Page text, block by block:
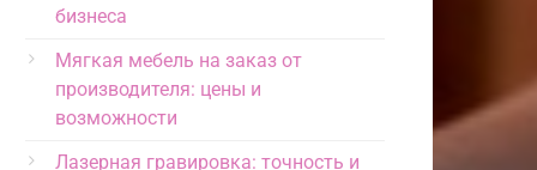
бизнеса
Мягкая мебель на заказ от
производителя: цены и
возможности
Лазерная гравировка: точность и